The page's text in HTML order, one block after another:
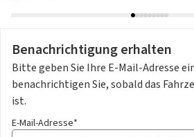
Benachrichtigung erhalten
Bitte geben Sie Ihre E-Mail-Adresse
benachrichtigen Sie, sobald das
ist.
E-Mail-Adresse*